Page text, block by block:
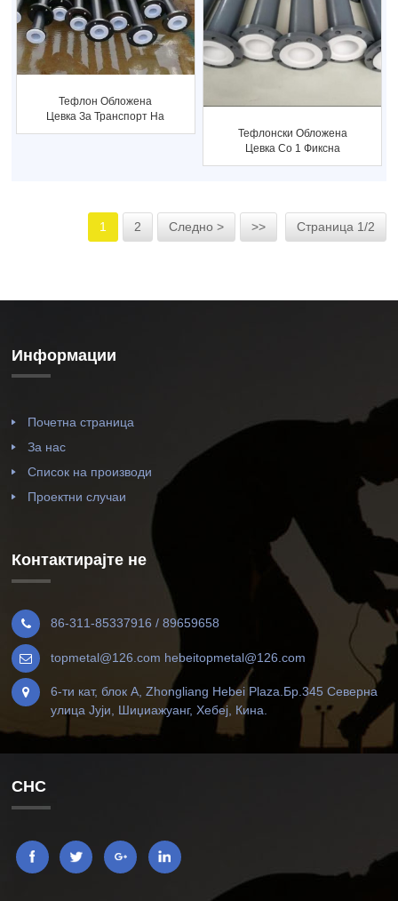
Тефлон Обложена
Цевка За Транспорт На
Киселина, Алкалност
Тефлонски Обложена
Цевка Со 1 Фиксна
Прирабница 1 Лабава
1 2 Следно > >> Страница 1/2
Информации
Почетна страница
За нас
Список на производи
Проектни случаи
Контактирајте не
86-311-85337916 / 89659658
topmetal@126.com hebeitopmetal@126.com
6-ти кат, блок А, Zhongliang Hebei Plaza.Бр.345 Северна
улица Јуји, Шиџиажуанг, Хебеј, Кина.
СНС